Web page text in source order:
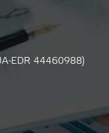
EDR 44460988)